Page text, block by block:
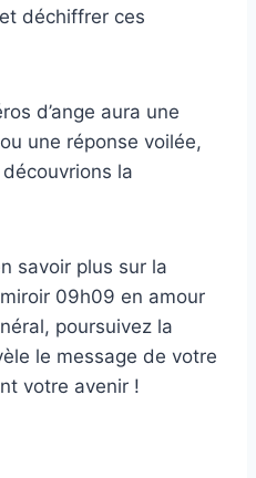
déchiffrer ces
d’ange aura une
une réponse voilée,
la
savoir plus sur la
09h09 en amour
poursuivez la
le message de votre
votre avenir !